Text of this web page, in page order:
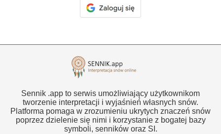
Sennik .app to serwis umożliwiający użytkownikom
tworzenie interpretacji i wyjaśnień własnych snów.
Platforma pomaga w zrozumieniu ukrytych znaczeń snów
poprzez dzielenie się nimi i korzystanie z bogatej bazy
symboli, senników oraz SI.